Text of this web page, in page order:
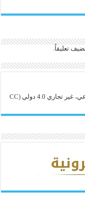
تعليقاً.
4.0 دولي
(CC